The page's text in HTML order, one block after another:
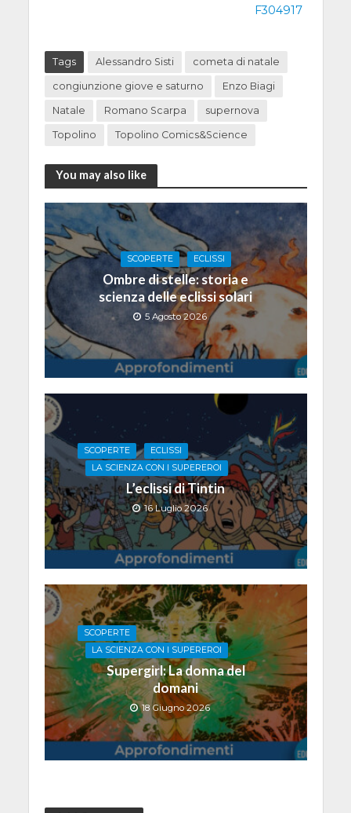
F304917
Tags Alessandro Sisti cometa di natale
congiunzione giove e saturno Enzo Biagi
Natale Romano Scarpa supernova
Topolino Topolino Comics&Science
You may also like
SCOPERTE ECLISSI
Ombre di stelle: storia e
scienza delle eclissi solari
5 Agosto 2026
SCOPERTE
ECLISSI
LA SCIENZA CON I SUPEREROI
L’eclissi di Tintin
16 Luglio 2026
SCOPERTE
LA SCIENZA CON I SUPEREROI
Supergirl: La donna del
domani
18 Giugno 2026